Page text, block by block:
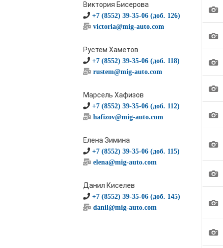
Виктория Бисерова
+7 (8552) 39-35-06 (доб. 126)
victoria@mig-auto.com
Рустем Хаметов
+7 (8552) 39-35-06 (доб. 118)
rustem@mig-auto.com
Марсель Хафизов
+7 (8552) 39-35-06 (доб. 112)
hafizov@mig-auto.com
Елена Зимина
+7 (8552) 39-35-06 (доб. 115)
elena@mig-auto.com
Данил Киселев
+7 (8552) 39-35-06 (доб. 145)
danil@mig-auto.com
1
1
1
1
1
1
1
1
1